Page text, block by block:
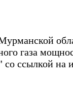
газа
со ссылкой на